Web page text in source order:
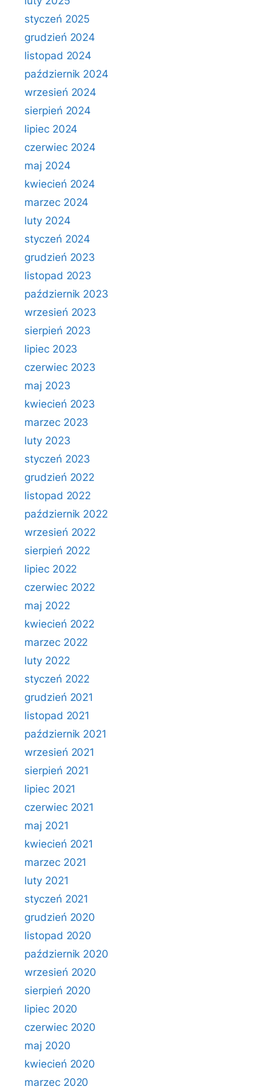
styczeń 2025
grudzień 2024
listopad 2024
październik 2024
wrzesień 2024
sierpień 2024
lipiec 2024
czerwiec 2024
maj 2024
kwiecień 2024
marzec 2024
luty 2024
styczeń 2024
grudzień 2023
listopad 2023
październik 2023
wrzesień 2023
sierpień 2023
lipiec 2023
czerwiec 2023
maj 2023
kwiecień 2023
marzec 2023
luty 2023
styczeń 2023
grudzień 2022
listopad 2022
październik 2022
wrzesień 2022
sierpień 2022
lipiec 2022
czerwiec 2022
maj 2022
kwiecień 2022
marzec 2022
luty 2022
styczeń 2022
grudzień 2021
listopad 2021
październik 2021
wrzesień 2021
sierpień 2021
lipiec 2021
czerwiec 2021
maj 2021
kwiecień 2021
marzec 2021
luty 2021
styczeń 2021
grudzień 2020
listopad 2020
październik 2020
wrzesień 2020
sierpień 2020
lipiec 2020
czerwiec 2020
maj 2020
kwiecień 2020
marzec 2020